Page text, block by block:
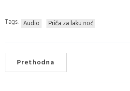
Tags: Audio Priča za laku noć
Prethodna